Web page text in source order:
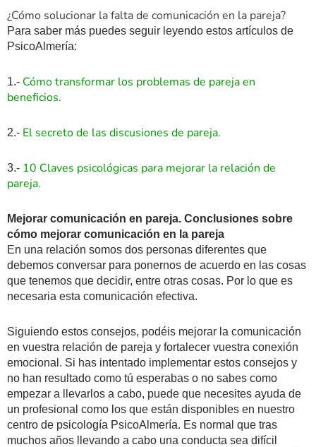
¿Cómo solucionar la falta de comunicación en la pareja?
Para saber más puedes seguir leyendo estos artículos de
PsicoAlmería:
1.- Cómo transformar los problemas de pareja en
beneficios.
2.- El secreto de las discusiones de pareja.
3.- 10 Claves psicológicas para mejorar la relación de
pareja.
Mejorar comunicación en pareja. Conclusiones sobre
cómo mejorar comunicación en la pareja
En una relación somos dos personas diferentes que
debemos conversar para ponernos de acuerdo en las cosas
que tenemos que decidir, entre otras cosas. Por lo que es
necesaria esta comunicación efectiva.
Siguiendo estos consejos, podéis mejorar la comunicación
en vuestra relación de pareja y fortalecer vuestra conexión
emocional. Si has intentado implementar estos consejos y
no han resultado como tú esperabas o no sabes como
empezar a llevarlos a cabo, puede que necesites ayuda de
un profesional como los que están disponibles en nuestro
centro de psicología PsicoAlmería. Es normal que tras
muchos años llevando a cabo una conducta sea difícil